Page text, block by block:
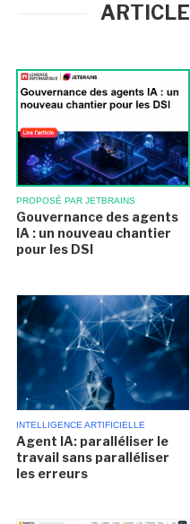
PROPOSÉ PAR JETBRAINS
Gouvernance des agents
IA : un nouveau chantier
pour les DSI
INTELLIGENCE ARTIFICIELLE
Agent IA: paralléliser le
travail sans paralléliser
les erreurs